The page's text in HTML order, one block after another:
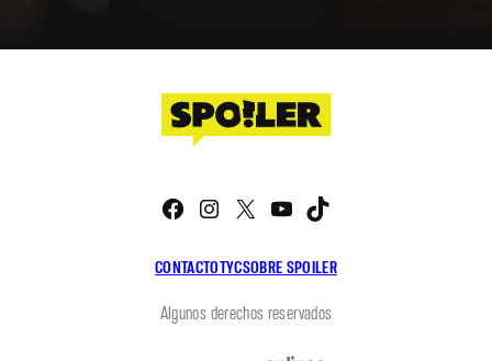
CONTACTOTYCSOBRE SPOILER
Facebook
Instagram
X YouTube
Algunos derechos reservados